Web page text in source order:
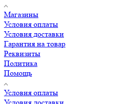
Магазины
Условия оплаты
Условия доставки
Гарантия на товар
Реквизиты
Политика
Помощь
Условия оплаты